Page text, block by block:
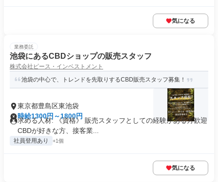
気になる
業務委託
池袋にあるCBDショップの販売スタッフ
株式会社ピース・インベストメント
池袋の中心で、トレンドを先取りするCBD販売スタッフ募集！
東京都豊島区東池袋
時給1300円～1800円
求める人材: 《資格》 販売スタッフとしての経験がある方歓迎
CBDが好きな方、接客業...
社員登用あり +1個
気になる